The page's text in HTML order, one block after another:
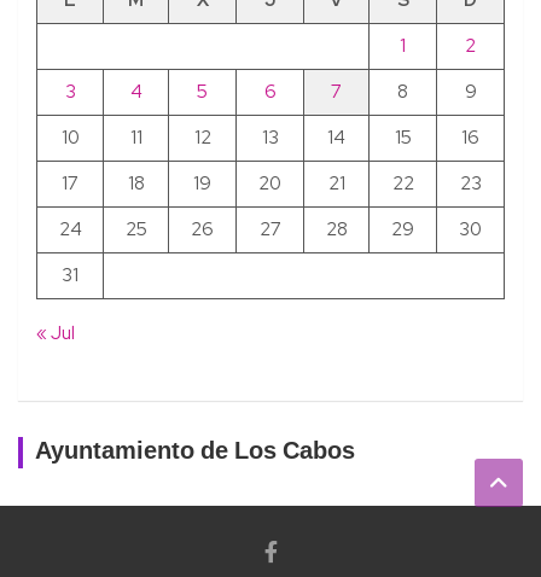
1
2
3
4 5 6 7 8
9
10
11 12 13 14 15
16
17
18 19 20 21 22
23
24
25 26 27 28 29
30
31
« Jul
Ayuntamiento de Los Cabos